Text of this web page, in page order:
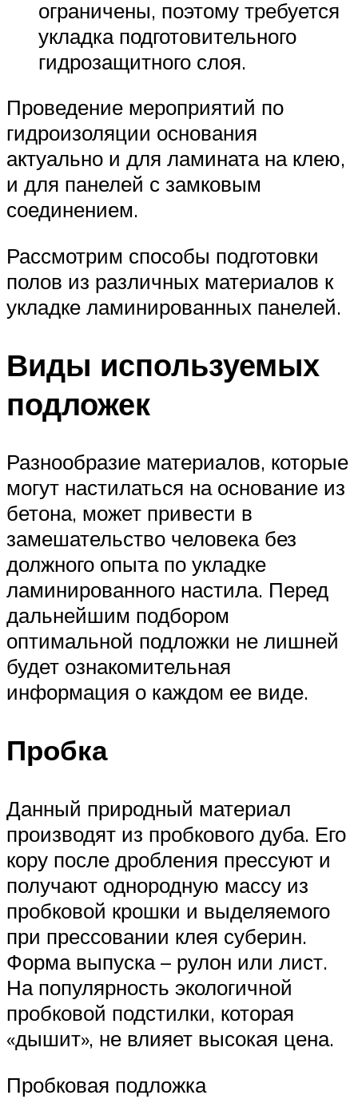
ограничены, поэтому требуется
укладка подготовительного
гидрозащитного слоя.
Проведение мероприятий по
гидроизоляции основания
актуально и для ламината на клею,
и для панелей с замковым
соединением.
Рассмотрим способы подготовки
полов из различных материалов к
укладке ламинированных панелей.
Виды используемых
подложек
Разнообразие материалов, которые
могут настилаться на основание из
бетона, может привести в
замешательство человека без
должного опыта по укладке
ламинированного настила. Перед
дальнейшим подбором
оптимальной подложки не лишней
будет ознакомительная
информация о каждом ее виде.
Пробка
Данный природный материал
производят из пробкового дуба. Его
кору после дробления прессуют и
получают однородную массу из
пробковой крошки и выделяемого
при прессовании клея суберин.
Форма выпуска – рулон или лист.
На популярность экологичной
пробковой подстилки, которая
«дышит», не влияет высокая цена.
Пробковая подложка